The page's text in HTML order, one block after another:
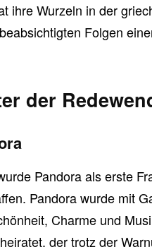
ihre Wurzeln in der
Folgen
der
Pandora als erste
Pandora wurde mit
Charme und
der trotz der